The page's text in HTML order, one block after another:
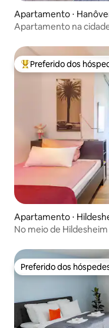
Apartamento ⋅
Apartamento na
Entre os melhores
Preferido dos
Apartamento ⋅
No meio de
Preferido dos
Preferido dos